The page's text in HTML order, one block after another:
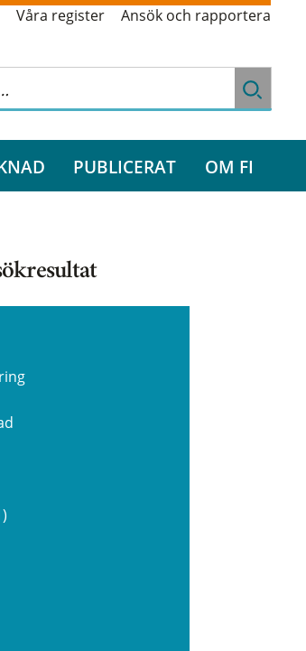
Våra register Ansök och rapportera
PUBLICERAT OM FI